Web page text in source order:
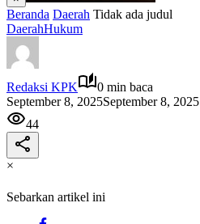
Beranda Daerah Tidak ada judul
DaerahHukum
Redaksi KPK
0 min baca
September 8, 2025September 8, 2025
44
×
Sebarkan artikel ini